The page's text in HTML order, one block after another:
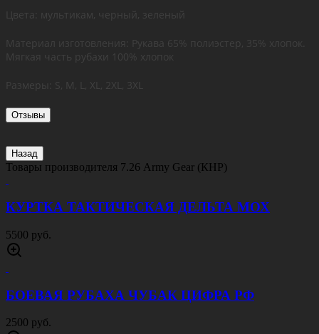
Цвета: мультикам, черный, зеленый
Материал изготовления: Рукава 65% полиэстер, 35% хлопок.
Мягкая часть рубахи 100% хлопок
Размеры: S, M, L, XL, 2XL, 3XL
Отзывы
Назад
Товары производителя 7.26 Army Gear (КНР)
КУРТКА ТАКТИЧЕСКАЯ ДЕЛЬТА МОХ
5500 руб.
БОЕВАЯ РУБАХА ЧУБАК ЦИФРА РФ
2500 руб.